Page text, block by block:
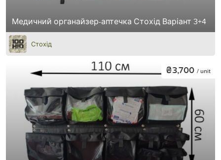
Медичний органайзер-аптечка Стохід Варіант 3+4
Стохід
₴3,700 / unit